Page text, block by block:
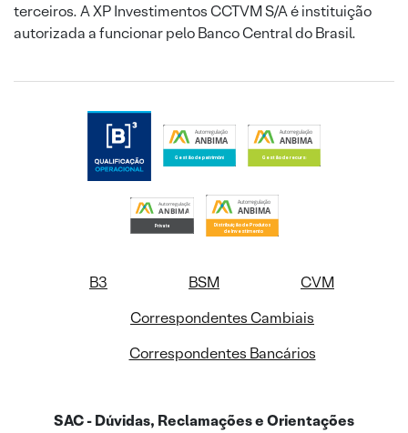
terceiros. A XP Investimentos CCTVM S/A é instituição
autorizada a funcionar pelo Banco Central do Brasil.
B3 BSM
CVM
Correspondentes Cambiais
Correspondentes Bancários
SAC - Dúvidas, Reclamações e Orientações